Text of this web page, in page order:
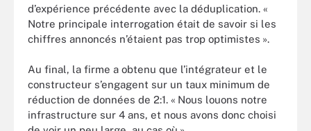
d’expérience précédente avec la déduplication. «
Notre principale interrogation était de savoir si les
chiffres annoncés n’étaient pas trop optimistes ».
Au final, la firme a obtenu que l’intégrateur et le
constructeur s’engagent sur un taux minimum de
réduction de données de 2:1. « Nous louons notre
infrastructure sur 4 ans, et nous avons donc choisi